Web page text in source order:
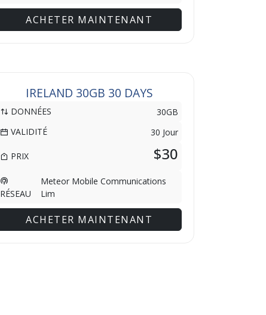
ACHETER MAINTENANT
IRELAND 30GB 30 DAYS
DONNÉES
30GB
VALIDITÉ
30 Jour
PRIX $30
RÉSEAU
Meteor Mobile Communications
Lim
ACHETER MAINTENANT